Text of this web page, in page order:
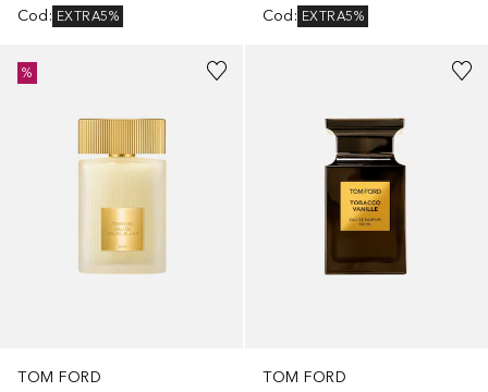
Cod : EXTRA5% Cod : EXTRA5%
TOM FORD
%
TOM FORD